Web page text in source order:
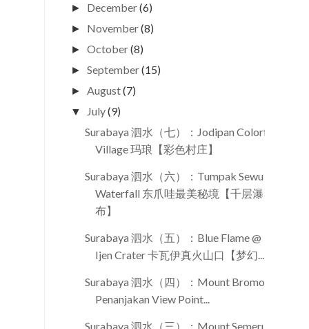
► December(6)
► November(8)
►October(8)
►September(15)
►August(7)
▼ July(9)
Surabaya 泗水（七）：Jodipan Colorful
Village 玛琅【彩色村庄】
Surabaya 泗水（六）：Tumpak Sewu
Waterfall 东爪哇最美秘境【千层瀑
布】
Surabaya 泗水（五）：Blue Flame @
Ijen Crater 卡瓦伊真火山口【梦幻...
Surabaya 泗水（四）：Mount Bromo @
Penanjakan View Point...
Surabaya 泗水（三）：Mount Semeru